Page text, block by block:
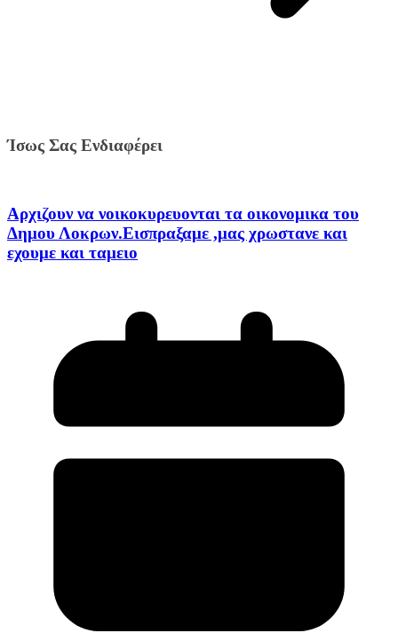
Ίσως Σας Ενδιαφέρει
Αρχιζουν να νοικοκυρευονται τα οικονομικα του
Δημου Λοκρων.Εισπραξαμε ,μας χρωστανε και
εχουμε και ταμειο